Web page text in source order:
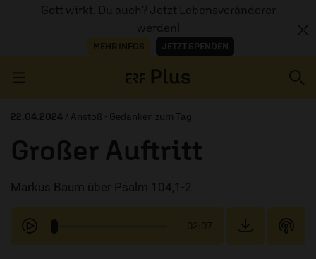
Gott wirkt. Du auch? Jetzt Lebensveränderer
werden!
MEHR INFOS JETZT SPENDEN
AUDIOTHEK
PROGRAMM
22.04.2024 / Anstoß - Gedanken zum Tag
Großer Auftritt
Markus Baum über Psalm 104,1-2
02:07